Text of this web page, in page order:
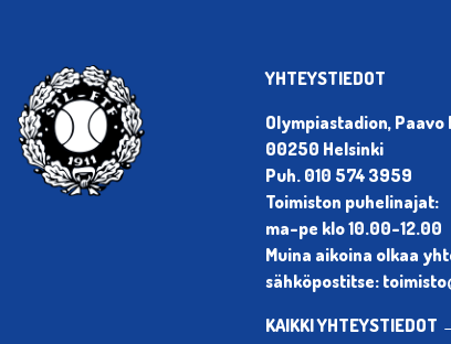
YHTEYSTIEDOT
Olympiastadion, Paavo
00250 Helsinki
Puh. 010 574 3959
Toimiston puhelinajat:
ma-pe klo 10.00-12.00
Muina aikoina olkaa
sähköpostitse:
KAIKKI YHTEYSTIEDOT